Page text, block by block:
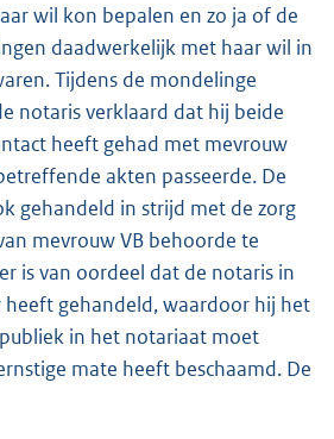
wil kon bepalen en zo ja of de
daadwerkelijk met haar wil in
Tijdens de mondelinge
notaris verklaard dat hij beide
heeft gehad met mevrouw
akten passeerde. De
gehandeld in strijd met de zorg
mevrouw VB behoorde te
is van oordeel dat de notaris in
heeft gehandeld, waardoor hij het
in het notariaat moet
mate heeft beschaamd. De